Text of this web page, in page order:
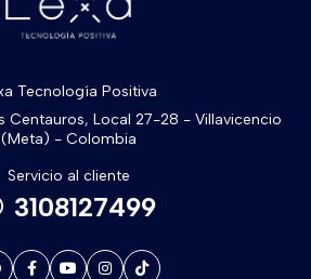
Tecnología Positiva
Centauros, Local 27-28 - Villavicencio
(Meta) - Colombia
Servicio al cliente
3108127499